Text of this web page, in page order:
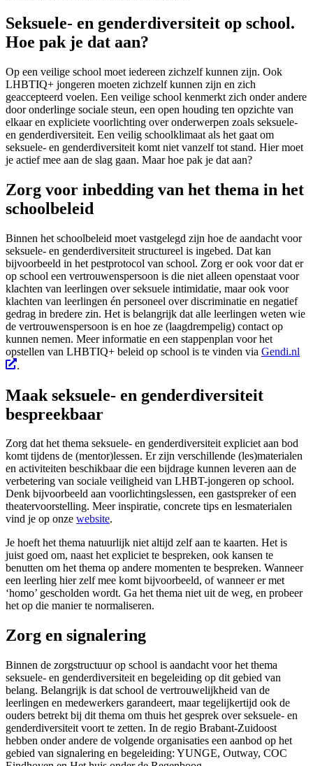
Seksuele- en genderdiversiteit op school.
Hoe pak je dat aan?
Op een veilige school moet iedereen zichzelf kunnen zijn. Ook
LHBTIQ+ jongeren moeten zichzelf kunnen zijn en zich
geaccepteerd voelen. Een veilige school kenmerkt zich onder andere
door onderlinge sociale steun, een open houding ten opzichte van
elkaar en expliciete voorlichting over onderwerpen zoals seksuele-
en genderdiversiteit. Een veilig schoolklimaat als het gaat om
seksuele- en genderdiversiteit komt niet vanzelf tot stand. Hier moet
je actief mee aan de slag gaan. Maar hoe pak je dat aan?
Zorg voor inbedding van het thema in het
schoolbeleid
Binnen het schoolbeleid moet vastgelegd zijn hoe de aandacht voor
seksuele- en genderdiversiteit structureel is ingebed. Dat kan
bijvoorbeeld in het pestprotocol van school. Zorg er ook voor dat er
op school een vertrouwenspersoon is die niet alleen openstaat voor
klachten van leerlingen over seksuele intimidatie, maar ook voor
klachten van leerlingen én personeel over discriminatie en negatief
gedrag in bredere zin. Het is belangrijk dat alle leerlingen weten wie
de vertrouwenspersoon is en hoe ze (laagdrempelig) contact op
kunnen nemen. Meer informatie en een stappenplan voor het
opstellen van LHBTIQ+ beleid op school is te vinden via Gendi.nl
.
Maak seksuele- en genderdiversiteit
bespreekbaar
Zorg dat het thema seksuele- en genderdiversiteit expliciet aan bod
komt tijdens de (mentor)lessen. Er zijn verschillende (les)materialen
en activiteiten beschikbaar die een bijdrage kunnen leveren aan de
verbetering van sociale veiligheid van LHBT-jongeren op school.
Denk bijvoorbeeld aan voorlichtingslessen, een gastspreker of een
theatervoorstelling. Meer inspiratie, concrete tips en lesmaterialen
vind je op onze website.
Je hoeft het thema natuurlijk niet altijd zelf aan te kaarten. Het is
juist goed om, naast het expliciet te bespreken, ook kansen te
benutten om het thema op andere momenten te bespreken. Wanneer
een leerling hier zelf mee komt bijvoorbeeld, of wanneer er met
‘homo’ gescholden wordt. Ga het thema niet uit de weg, en probeer
het op die manier te normaliseren.
Zorg en signalering
Binnen de zorgstructuur op school is aandacht voor het thema
seksuele- en genderdiversiteit en begeleiding op dit gebied van
belang. Belangrijk is dat school de vertrouwelijkheid van de
leerlingen en medewerkers garandeert, maar tegelijkertijd ook de
ouders betrekt bij dit thema om thuis het gesprek over seksuele- en
genderdiversiteit voort te zetten. In de regio Brabant-Zuidoost
hebben onder andere de volgende organisaties een aanbod op het
gebied van signalering en begeleiding: YUNGE, Outway, COC